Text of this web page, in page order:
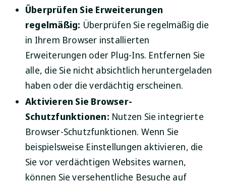
Überprüfen Sie Erweiterungen
regelmäßig: Überprüfen Sie regelmäßig die
in Ihrem Browser installierten
Erweiterungen oder Plug-Ins. Entfernen Sie
alle, die Sie nicht absichtlich heruntergeladen
haben oder die verdächtig erscheinen.
Aktivieren Sie Browser-
Schutzfunktionen: Nutzen Sie integrierte
Browser-Schutzfunktionen. Wenn Sie
beispielsweise Einstellungen aktivieren, die
Sie vor verdächtigen Websites warnen,
können Sie versehentliche Besuche auf